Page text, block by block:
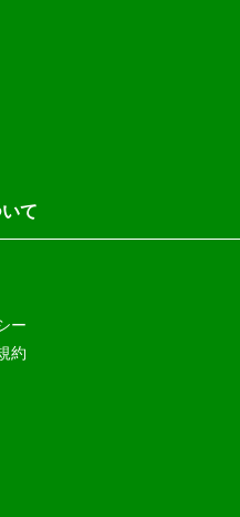
て
ー
約